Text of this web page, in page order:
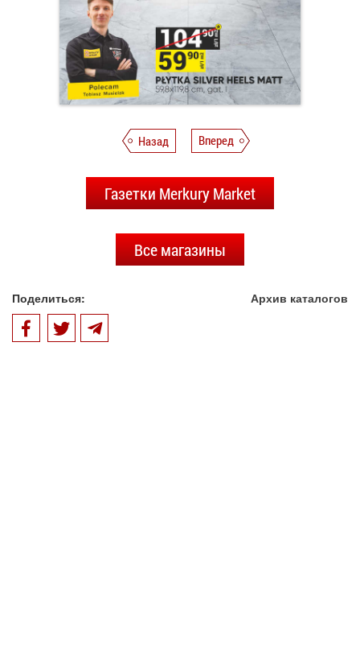
Назад Вперед
Газетки Merkury Market
Все магазины
Поделиться: Архив каталогов